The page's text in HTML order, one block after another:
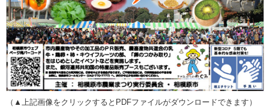
（▲上記画像をクリックするとPDFファイルがダウンロードできます）